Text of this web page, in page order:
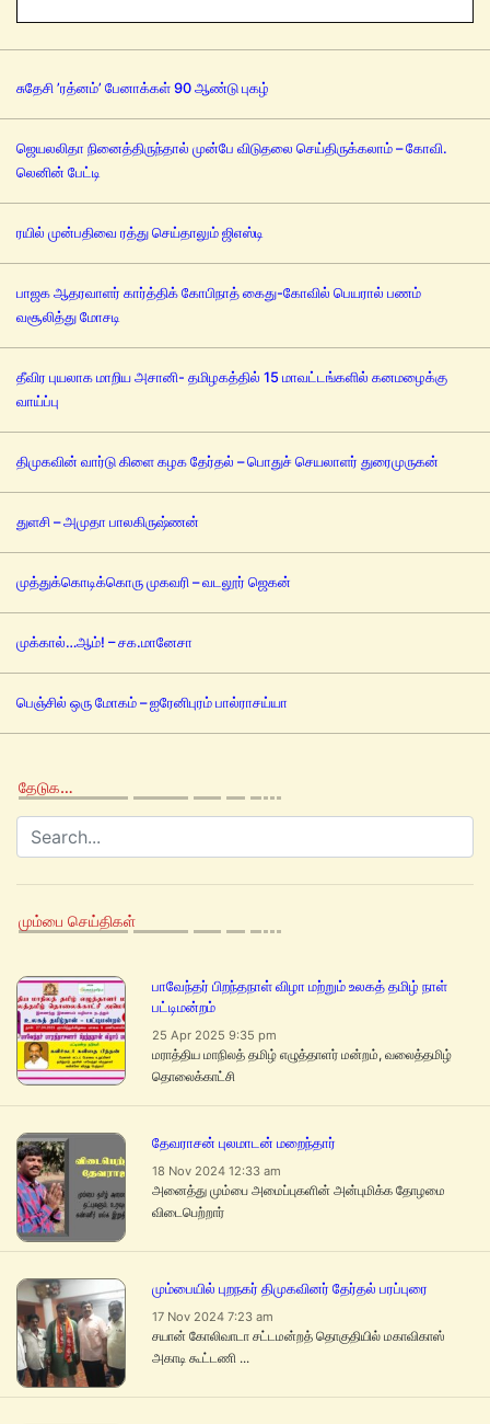
சுதேசி ’ரத்னம்’ பேனாக்கள் 90 ஆண்டு புகழ்
ஜெயலலிதா நினைத்திருந்தால் முன்பே விடுதலை செய்திருக்கலாம் – கோவி.
லெனின் பேட்டி
ரயில் முன்பதிவை ரத்து செய்தாலும் ஜிஎஸ்டி
பாஜக ஆதரவாளர் கார்த்திக் கோபிநாத் கைது-கோவில் பெயரால் பணம்
வசூலித்து மோசடி
தீவிர புயலாக மாறிய அசானி- தமிழகத்தில் 15 மாவட்டங்களில் கனமழைக்கு
வாய்ப்பு
திமுகவின் வார்டு கிளை கழக தேர்தல் – பொதுச் செயலாளர் துரைமுருகன்
துளசி – அமுதா பாலகிருஷ்ணன்
முத்துக்கொடிக்கொரு முகவரி – வடலூர் ஜெகன்
முக்கால்…ஆம்! – சக.மானேசா
பெஞ்சில் ஒரு மோகம் – ஐரேனிபுரம் பால்ராசய்யா
தேடுக…
மும்பை செய்திகள்
பாவேந்தர் பிறந்தநாள் விழா மற்றும் உலகத் தமிழ் நாள்
பட்டிமன்றம்
25 Apr 2025 9:35 pm
மராத்திய மாநிலத் தமிழ் எழுத்தாளர் மன்றம், வலைத்தமிழ்
தொலைக்காட்சி
தேவராசன் புலமாடன் மறைந்தார்
18 Nov 2024 12:33 am
அனைத்து மும்பை அமைப்புகளின் அன்புமிக்க தோழமை
விடைபெற்றார்
மும்பையில் புறநகர் திமுகவினர் தேர்தல் பரப்புரை
17 Nov 2024 7:23 am
சயான் கோலிவாடா சட்டமன்றத் தொகுதியில் மகாவிகாஸ்
அகாடி கூட்டணி ...